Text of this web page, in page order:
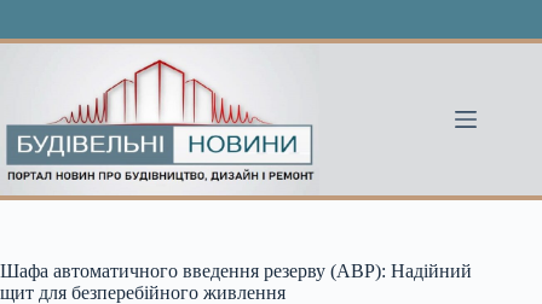
Шафа автоматичного введення резерву (АВР): Надійний
щит для безперебійного живлення